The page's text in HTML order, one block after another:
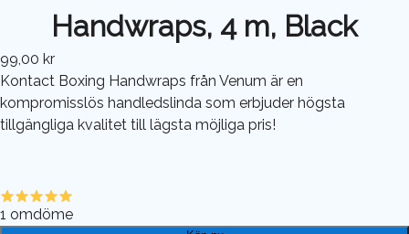
Handwraps, 4 m, Black
99,00 kr
Kontact Boxing Handwraps från Venum är en
kompromisslös handledslinda som erbjuder högsta
tillgängliga kvalitet till lägsta möjliga pris!
1 omdöme